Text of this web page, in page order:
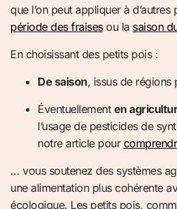
que l’on peut appliquer à
période des fraisesou la saison
En choisissant des petits pois :
De saison, issus de régions
Éventuellement en
l’usage de pesticides de
notre article pour
… vous soutenez des systèmes
une alimentation plus cohérente
écologique. Les petits pois,